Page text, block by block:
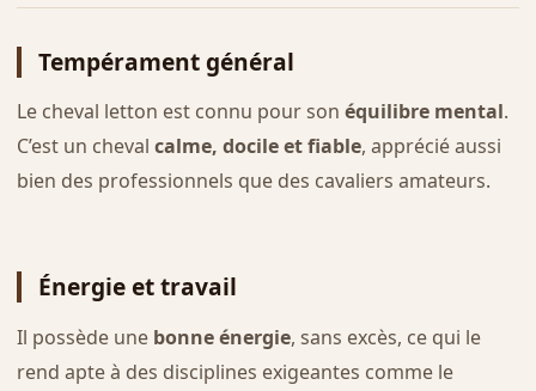
Tempérament général
Le cheval letton est connu pour son équilibre mental.
C’est un cheval calme, docile et fiable, apprécié aussi
bien des professionnels que des cavaliers amateurs.
Énergie et travail
Il possède une bonne énergie, sans excès, ce qui le
rend apte à des disciplines exigeantes comme le